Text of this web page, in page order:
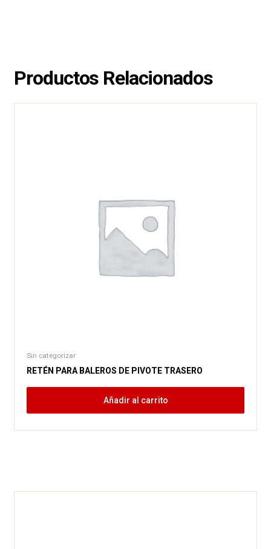
Productos Relacionados
Sin categorizar
RETÉN PARA BALEROS DE PIVOTE TRASERO
Añadir al carrito